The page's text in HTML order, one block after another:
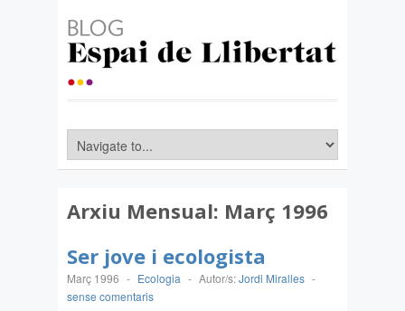
Arxiu Mensual: Març 1996
Ser jove i ecologista
Març 1996 - Ecologia - Autor/s:Jordi Miralles -
sense comentaris